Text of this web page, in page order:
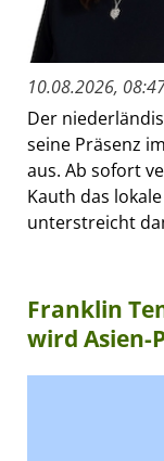
10.08.2026,
Der
seine Präsenz
aus. Ab sofort
Kauth das
unterstreicht
Franklin
wird Asien-